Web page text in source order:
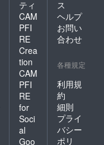
ティ
CAM
PFI
RE
Crea
tion
CAM
PFI
RE
for
Soci
al
Goo
ス
ヘルプ
お問い
合わせ
各種規定
利用規
約
細則
プライ
バシー
ポリ